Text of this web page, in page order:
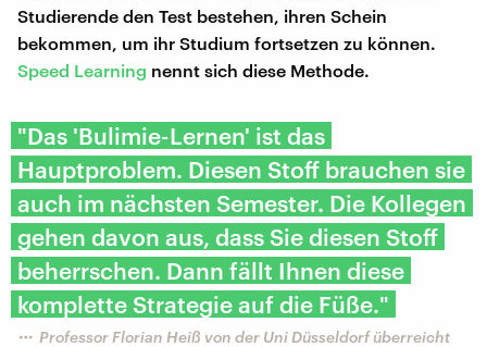
Studierende den Test bestehen, ihren Schein
bekommen, um ihr Studium fortsetzen zu können.
Speed Learning nennt sich diese Methode.
"Das 'Bulimie-Lernen' ist das
Hauptproblem. Diesen Stoff brauchen sie
auch im nächsten Semester. Die Kollegen
gehen davon aus, dass Sie diesen Stoff
beherrschen. Dann fällt Ihnen diese
komplette Strategie auf die Füße."
Professor Florian Heiß von der Uni Düsseldorf überreicht